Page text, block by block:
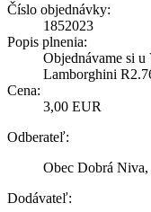
Číslo objednávky:
1852023
Popis plnenia:
Objednávame si
Lamborghini
Cena:
3,00 EUR
Odberateľ:
Obec Dobrá
Dodávateľ: